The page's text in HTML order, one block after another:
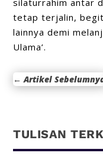
silaturrahim antar
tetap terjalin,
lainnya demi
Ulama’.
←Artikel
TULISAN